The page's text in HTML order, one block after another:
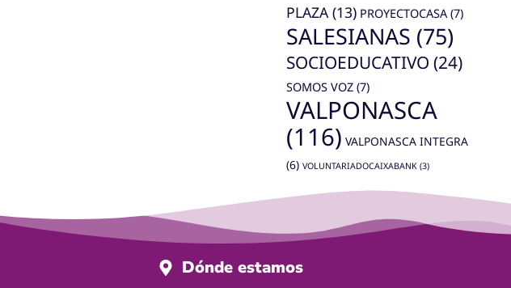
PLAZA (13) PROYECTOCASA (7)
SALESIANAS (75)
SOCIOEDUCATIVO (24)
SOMOS VOZ (7)
VALPONASCA
(116) VALPONASCA INTEGRA
(6) VOLUNTARIADOCAIXABANK (3)
Dónde estamos